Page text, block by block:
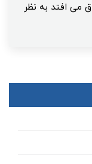
می افتد به نظر